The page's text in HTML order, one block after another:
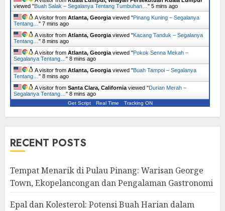
viewed "Buah Salak – Segalanya Tentang Tumbuhan… " 5 mins ago
A visitor from Atlanta, Georgia viewed "Pinang Kuning – Segalanya
Tentang… " 7 mins ago
A visitor from Atlanta, Georgia viewed "Kacang Tanduk – Segalanya
Tentang… " 8 mins ago
A visitor from Atlanta, Georgia viewed "Pokok Senna Mekah –
Segalanya Tentang… " 8 mins ago
A visitor from Atlanta, Georgia viewed "Buah Tampoi – Segalanya
Tentang… " 8 mins ago
A visitor from Santa Clara, California viewed "Durian Merah –
Segalanya Tentang… " 8 mins ago
Get Script Real Time Tracking ON
RECENT POSTS
Tempat Menarik di Pulau Pinang: Warisan George
Town, Ekopelancongan dan Pengalaman Gastronomi
Epal dan Kolesterol: Potensi Buah Harian dalam